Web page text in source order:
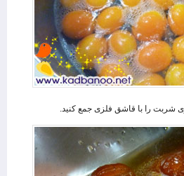
شربت را با قاشق فلزی جمع کنید.